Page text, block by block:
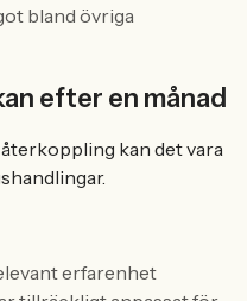
bland övriga
efter en månad
kan det vara
erfarenhet